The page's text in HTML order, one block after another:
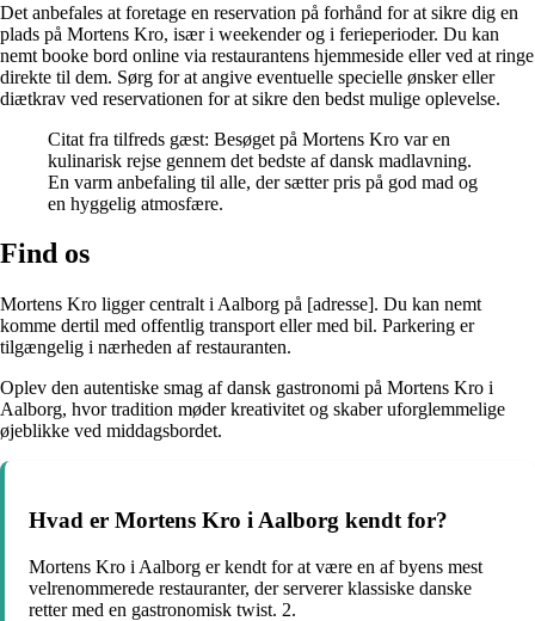
Det anbefales at foretage en reservation på forhånd for at sikre dig en
plads på Mortens Kro, især i weekender og i ferieperioder. Du kan
nemt booke bord online via restaurantens hjemmeside eller ved at ringe
direkte til dem. Sørg for at angive eventuelle specielle ønsker eller
diætkrav ved reservationen for at sikre den bedst mulige oplevelse.
Citat fra tilfreds gæst: Besøget på Mortens Kro var en
kulinarisk rejse gennem det bedste af dansk madlavning.
En varm anbefaling til alle, der sætter pris på god mad og
en hyggelig atmosfære.
Find os
Mortens Kro ligger centralt i Aalborg på [adresse]. Du kan nemt
komme dertil med offentlig transport eller med bil. Parkering er
tilgængelig i nærheden af restauranten.
Oplev den autentiske smag af dansk gastronomi på Mortens Kro i
Aalborg, hvor tradition møder kreativitet og skaber uforglemmelige
øjeblikke ved middagsbordet.
Hvad er Mortens Kro i Aalborg kendt for?
Mortens Kro i Aalborg er kendt for at være en af byens mest
velrenommerede restauranter, der serverer klassiske danske
retter med en gastronomisk twist. 2.